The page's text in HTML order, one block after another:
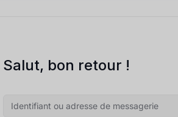
Salut, bon retour !